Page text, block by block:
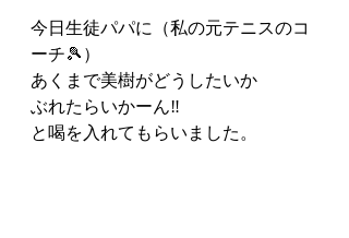
今日生徒パパに（私の元テニスのコ
ーチ🎾）
あくまで美樹がどうしたいか
ぶれたらいかーん‼️
と喝を入れてもらいました。